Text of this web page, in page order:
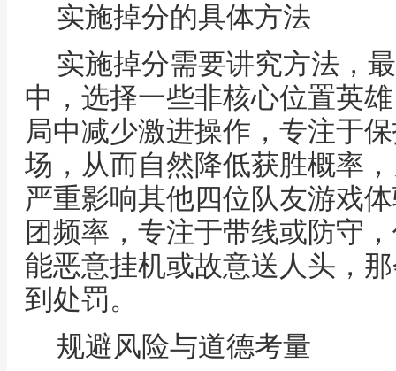
实施掉分的具体方法
实施掉分需要讲究方法，
中，选择一些非核心位置英
局中减少激进操作，专注于
场，从而自然降低获胜概率
严重影响其他四位队友游戏
团频率，专注于带线或防守
能恶意挂机或故意送人头，
到处罚。
规避风险与道德考量